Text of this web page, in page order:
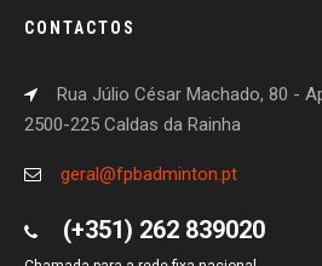
CONTACTOS
Rua Júlio César Machado, 80 -
2500-225 Caldas da Rainha
geral@fpbadminton.pt
(+351) 262 839020